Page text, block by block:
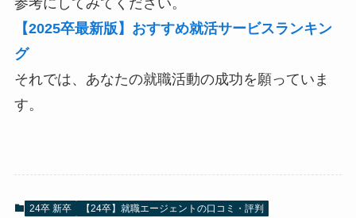
参考にしてみてください。
【2025卒最新版】おすすめ就活サービスランキン
グ
それでは、あなたの就職活動の成功を願っていま
す。
24卒 新卒 【24卒】就職エージェントの口コミ・評判